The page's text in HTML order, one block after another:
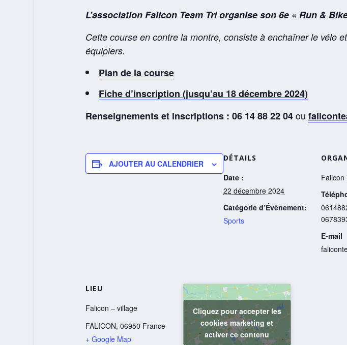
L’association Falicon Team Tri organise son 6e « Run &
Cette course en contre la montre, consiste à enchaîner le vélo
équipiers.
Plan de la course
Fiche d’inscription (jusqu’au 18 décembre 2024)
Renseignements et inscriptions : 06 14 88 22 04ou
AJOUTER AU CALENDRIER
DÉTAILS
Date :
22 décembre 2024
Catégorie d’Évènement:
Sports
Falicon
E-mail
LIEU
Falicon – village
FALICON, 06950 France
+ Google Map
Cliquez pour accepter les
cookies marketing et
activer ce contenu